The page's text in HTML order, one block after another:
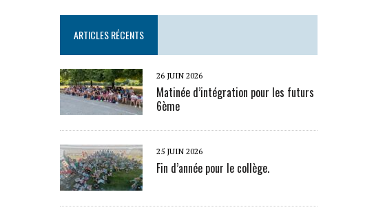
ARTICLES RÉCENTS
26 JUIN 2026
Matinée d’intégration pour les futurs
6ème
25 JUIN 2026
Fin d’année pour le collège.